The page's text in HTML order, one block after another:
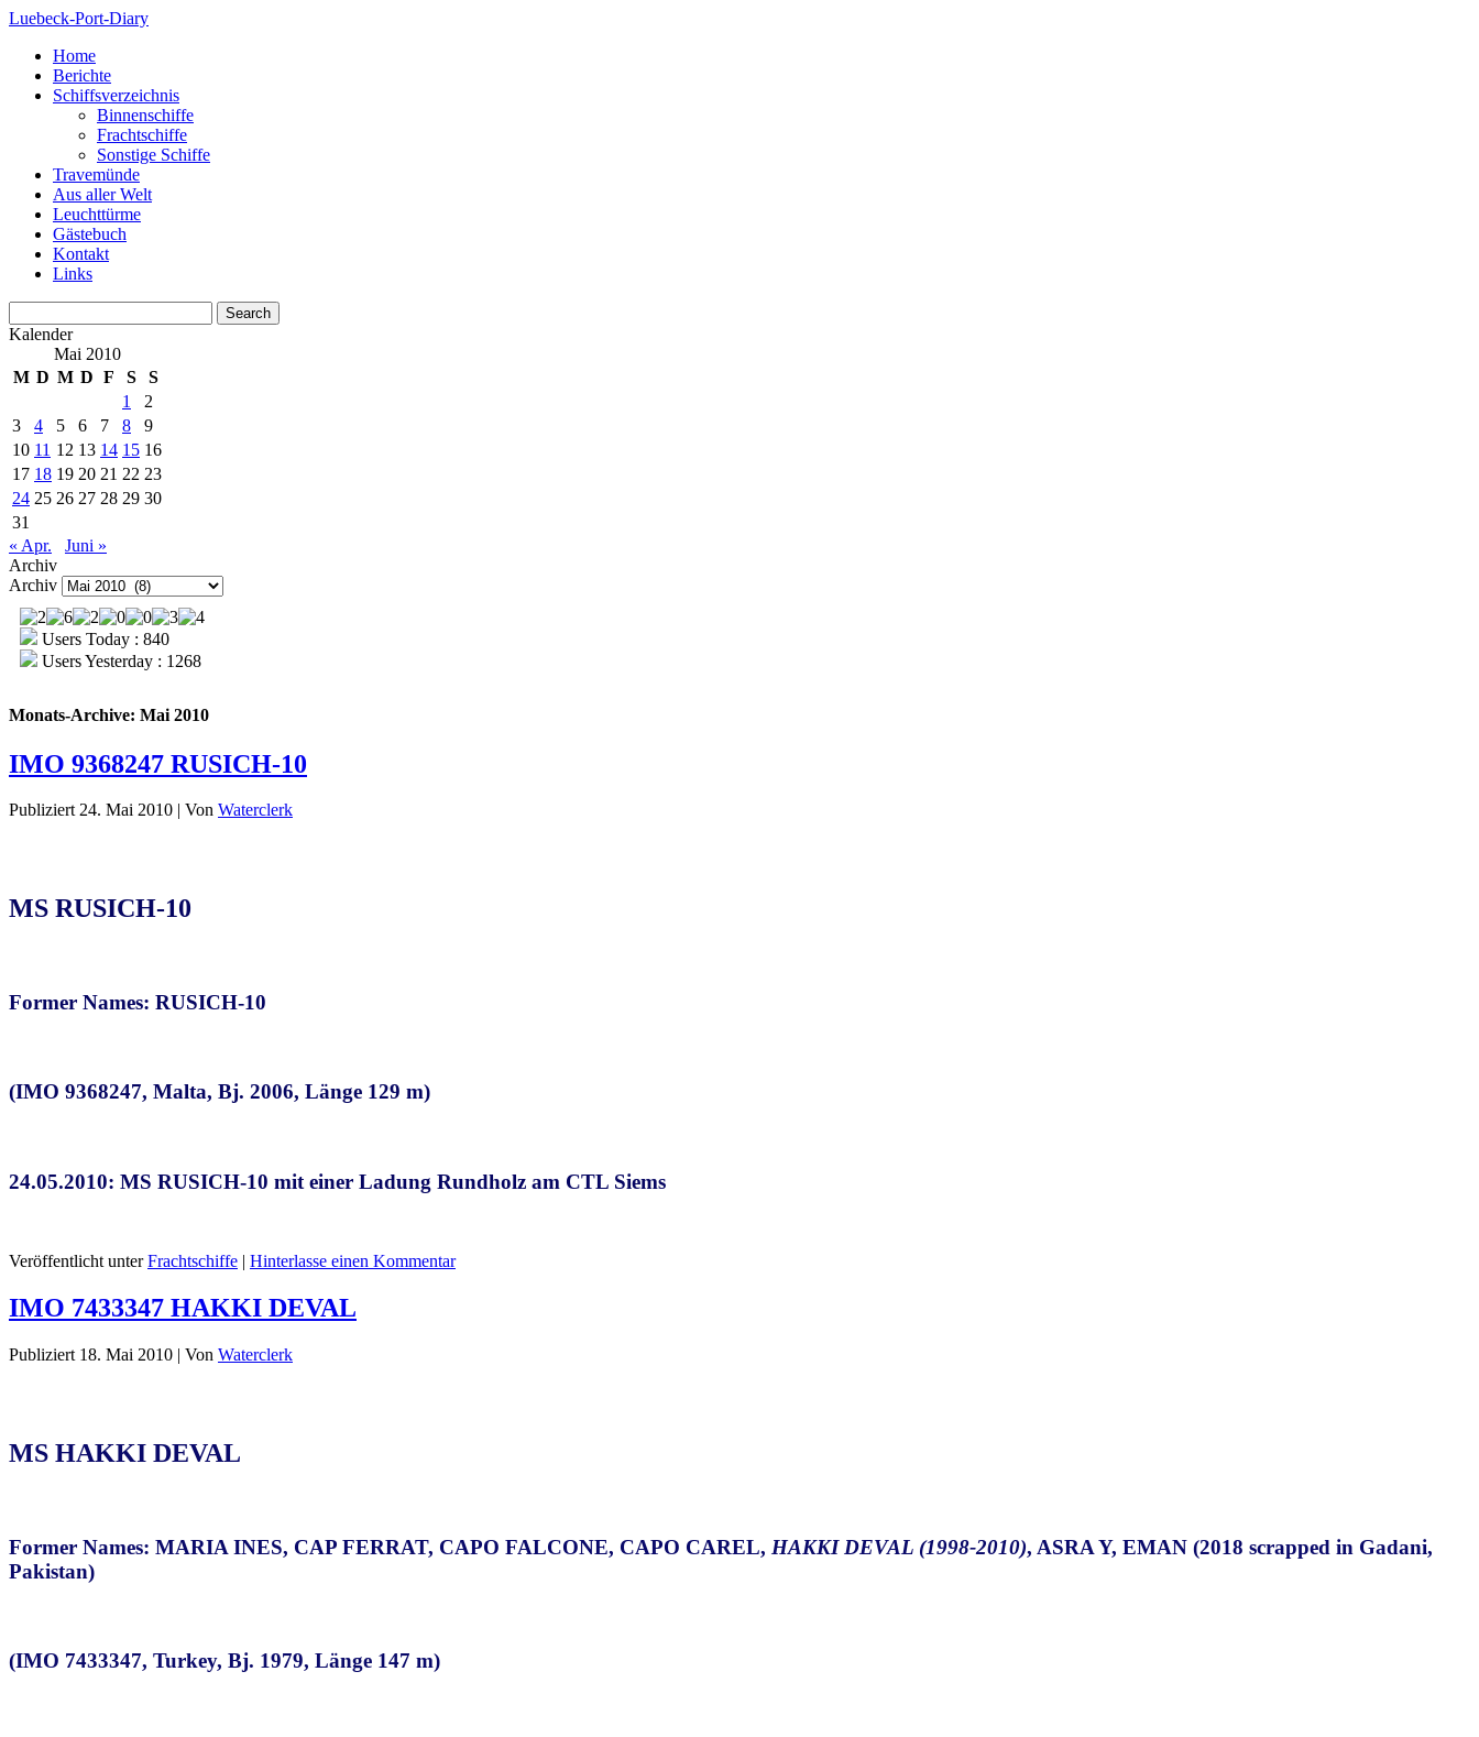
Luebeck-Port-Diary
Home
Berichte
Schiffsverzeichnis
Binnenschiffe
Frachtschiffe
Sonstige Schiffe
Travemünde
Aus aller Welt
Leuchttürme
Gästebuch
Kontakt
Links
Kalender
Mai 2010
M D M D F S
S
1
2
3
4 5 6 7 8
9
10 11 12 13 14 15 16
17 18 19 20 21 22 23
24 25 26 27 28 29 30
31
« Apr.
Juni »
Archiv
Archiv
Users Today : 840
Users Yesterday : 1268
Monats-Archive: Mai 2010
IMO 9368247 RUSICH-10
Publiziert 24. Mai 2010 | Von Waterclerk
MS RUSICH-10
Former Names: RUSICH-10
(IMO 9368247, Malta, Bj. 2006, Länge 129 m)
24.05.2010: MS RUSICH-10 mit einer Ladung Rundholz am CTL Siems
Veröffentlicht unter Frachtschiffe Hinterlasse einen Kommentar
IMO 7433347 HAKKI DEVAL
Publiziert 18. Mai 2010 | Von Waterclerk
MS HAKKI DEVAL
Former Names: MARIA INES, CAP FERRAT, CAPO FALCONE, CAPO CAREL, HAKKI DEVAL (1998-2010), ASRA Y, EMAN (2018 scrapped in Gadani,
Pakistan)
(IMO 7433347, Turkey, Bj. 1979, Länge 147 m)